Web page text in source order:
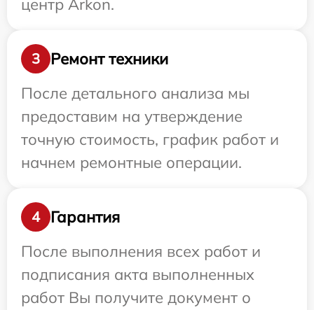
центр Arkon.
3
Ремонт техники
После детального анализа мы
предоставим на утверждение
точную стоимость, график работ и
начнем ремонтные операции.
4
Гарантия
После выполнения всех работ и
подписания акта выполненных
работ Вы получите документ о